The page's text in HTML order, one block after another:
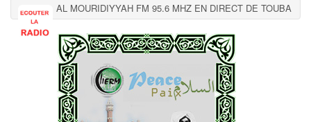
AL MOURIDIYYAH FM 95.6 MHZ EN DIRECT DE TOUBA